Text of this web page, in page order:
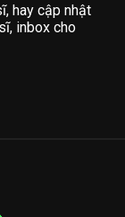
hay cập nhật
inbox cho